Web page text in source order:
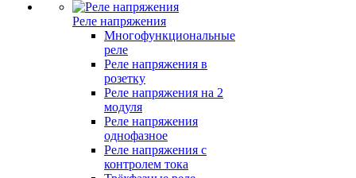
Реле напряжения
Многофункциональные
реле
Реле напряжения в
розетку
Реле напряжения на 2
модуля
Реле напряжения
однофазное
Реле напряжения с
контролем тока